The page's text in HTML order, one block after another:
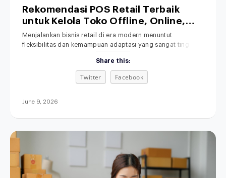
Rekomendasi POS Retail Terbaik
untuk Kelola Toko Offline, Online,
hingga Bisnis Hybrid
Menjalankan bisnis retail di era modern menuntut
fleksibilitas dan kemampuan adaptasi yang sangat tinggi.
adalah POS retail terbaik untuk membantu mengelola
berbagai saluran penjualan secara efisien. Transaksi
penjualan kini tidak lagi hanya terjadi secara tatap muka di
Share this:
Twitter Facebook
June 9, 2026